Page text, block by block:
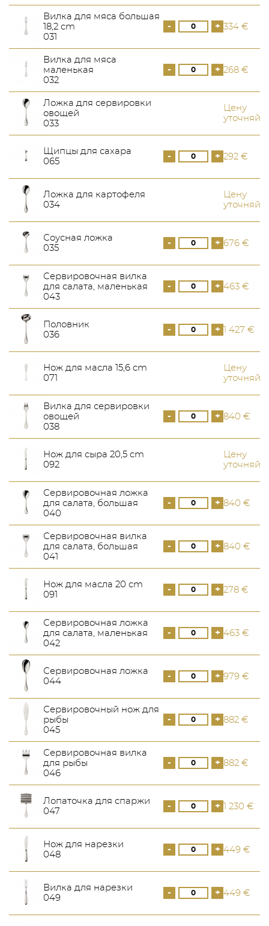
Вилка для мяса большая
18,2 cm
031
- + 334 €
Вилка для мяса
маленькая
032
- + 268 €
Ложка для сервировки
овощей
033
Цену
Щипцы для сахара
065
- + 292 €
Ложка для картофеля
034
Цену
Соусная ложка
035
- + 676 €
Сервировочная вилка
для салата, маленькая
043
- + 463 €
Половник
036
- + 1 427 €
Нож для масла 15,6 cm
071
Цену
Вилка для сервировки
овощей
038
- + 840 €
Нож для сыра 20,5 cm
092
Цену
Сервировочная ложка
для салата, большая
040
- + 840 €
Сервировочная вилка
для салата, большая
041
- + 840 €
Нож для масла 20 cm
091
- + 278 €
Сервировочная ложка
для салата, маленькая
042
- + 463 €
Сервировочная ложка
044
- + 979 €
Сервировочный нож для
рыбы
045
- + 882 €
Сервировочная вилка
для рыбы
046
- + 882 €
Лопаточка для спаржи
047
- + 1 230 €
Нож для нарезки
048
- + 449 €
Вилка для нарезки
049
- + 449 €